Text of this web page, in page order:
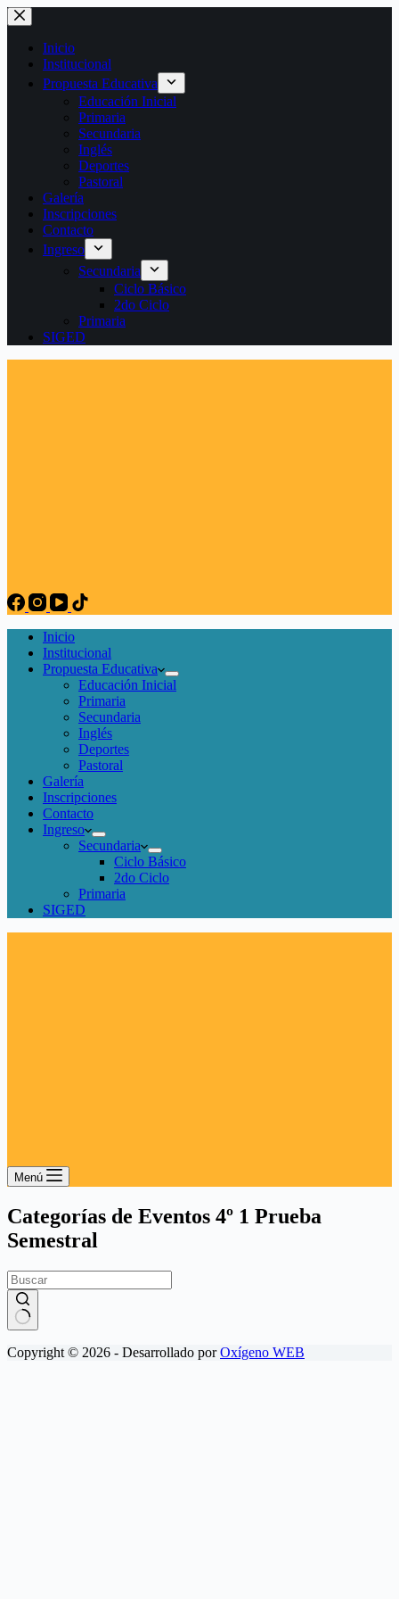
Saltar
al
contenido
Inicio
Institucional
Propuesta Educativa
Educación Inicial
Primaria
Secundaria
Inglés
Deportes
Pastoral
Galería
Inscripciones
Contacto
Ingreso
Secundaria
Ciclo Básico
2do Ciclo
Primaria
SIGED
Inicio
Institucional
Propuesta Educativa
Educación Inicial
Primaria
Secundaria
Inglés
Deportes
Pastoral
Galería
Inscripciones
Contacto
Ingreso
Secundaria
Ciclo Básico
2do Ciclo
Primaria
SIGED
Menú
Categorías de Eventos 4º 1 Prueba
Semestral
resultados
Copyright © 2026 - Desarrollado porOxígeno WEB